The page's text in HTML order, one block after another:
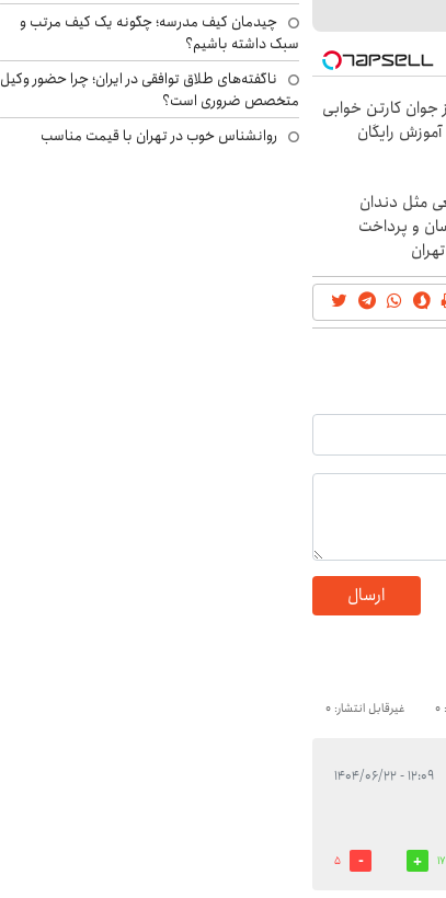
جوان کارتن خوابی
رایگان
مثل دندان
و پرداخت
ارسال
غیرقابل انتشار: 0
۱۲:۰۹ - ۱۴۰۴/۰۶/۲۲
17
5
چیدمان کیف مدرسه؛ چگونه یک کیف مرتب و
سبک داشته باشیم؟
ناگفته‌های طلاق توافقی در ایران؛ چرا حضور وکیل
متخصص ضروری است؟
روانشناس خوب در تهران با قیمت مناسب